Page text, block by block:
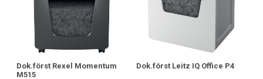
Dok.först Rexel Momentum
M515
Dok.först Leitz IQ Office P4